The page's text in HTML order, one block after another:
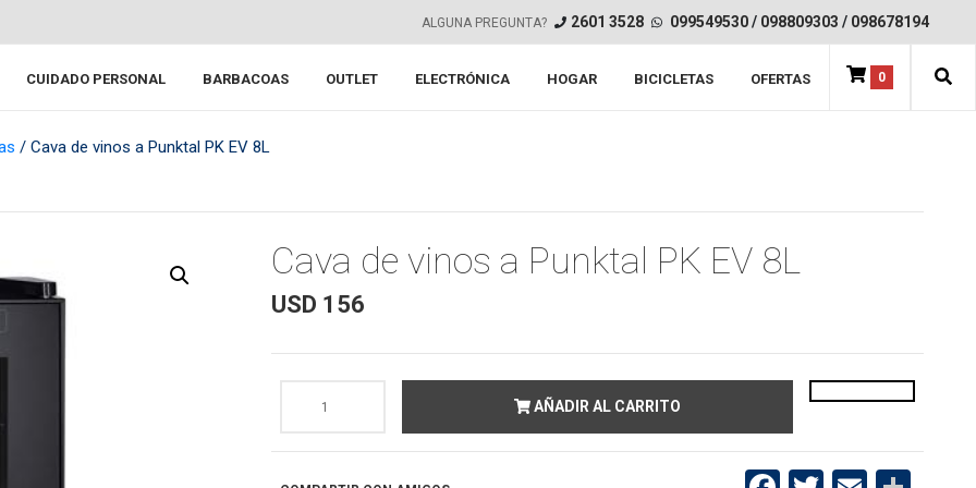
ALGUNA PREGUNTA? 2601 3528 099549530/ 098809303 / 098678194
0
CUIDADO PERSONAL BARBACOAS OUTLET ELECTRÓNICA HOGAR BICICLETAS OFERTAS
/ Cava de vinos a Punktal PK EV 8L
Cava de vinos a Punktal PK EV 8L
USD 156
a
AÑADIR AL CARRITO